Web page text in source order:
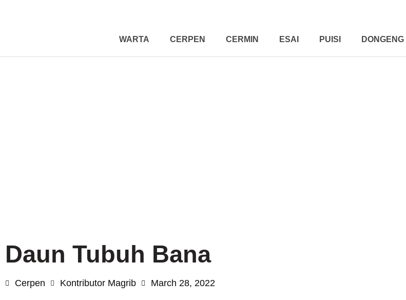
WARTA CERPEN CERMIN ESAI PUISI DONGENG
Daun Tubuh Bana
Cerpen Kontributor Magrib March 28, 2022